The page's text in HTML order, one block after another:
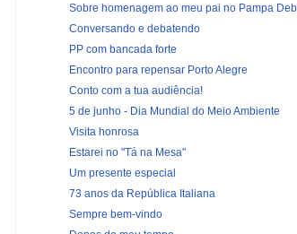
Sobre homenagem ao meu pai no Pampa
Conversando e debatendo
PP com bancada forte
Encontro para repensar Porto Alegre
Conto com a tua audiência!
5 de junho - Dia Mundial do Meio Ambiente
Visita honrosa
Estarei no "Tá na Mesa"
Um presente especial
73 anos da República Italiana
Sempre bem-vindo